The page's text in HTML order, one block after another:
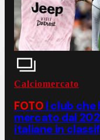
Calciomercato
FOTO I club che
mercato dal
italiane in